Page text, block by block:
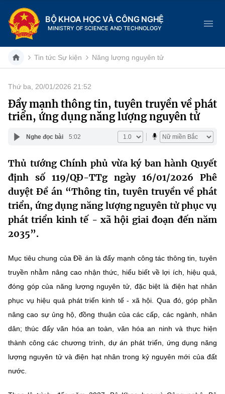
BỘ KHOA HỌC VÀ CÔNG NGHỆ
MINISTRY OF SCIENCE AND TECHNOLOGY
Danh mục
Trang chủ
Giới thiệu
Chức năng nhiệm vụ
Cơ cấu tổ chức
Lịch sử phát triển
Sở Khoa học và Công nghệ
Tin tức sự kiện
Khoa học và Công nghệ
Đổi mới sáng tạo
Chuyển đổi số
Bưu chính, Viễn thông
Sở hữu trí tuệ
Tiêu chuẩn, đo lường, chất lượng
Năng lượng nguyên tử
Tin tổng hợp
Dịch vụ công
Hệ thống văn bản
Văn bản QPPL
Văn bản chỉ đạo điều hành
Lấy ý kiến người dân về dự thảo VBQPPL
MST IOFFICE
THỐNG KÊ
Khoa học và Công nghệ
Chuyển đổi số
Bưu chính, Viễn thông
Multimedia
THƯ ĐIỆN TỬ
Khác
Videos
Infographic
Tin tức Sự kiện Năng lượng nguyên tử
Thứ ba, 20/01/2026 21:52
Đẩy mạnh thông tin, tuyên truyền về phát
triển, ứng dụng năng lượng nguyên tử
Nghe đọc bài 5:02
Thủ tướng Chính phủ vừa ký ban hành Quyết
định số 119/QĐ-TTg ngày 16/01/2026 Phê
duyệt Đề án “Thông tin, tuyên truyền về phát
triển, ứng dụng năng lượng nguyên tử phục vụ
phát triển kinh tế - xã hội giai đoạn đến năm
2035”.
Mục tiêu chung của Đề án là đẩy mạnh công tác thông tin, tuyên
truyền nhằm nâng cao nhận thức, hiểu biết về lợi ích, hiệu quả,
đóng góp của năng lượng nguyên tử, đặc biệt là điện hạt nhân
phục vụ hiệu quả phát triển kinh tế - xã hội. Qua đó, góp phần
nâng cao sự ủng hộ, đồng thuận của các cấp, các ngành, nhân
dân; thúc đẩy văn hóa an toàn, văn hóa an ninh và thực hiện
thành công các chương trình, dự án phát triển, ứng dụng năng
lượng nguyên tử và điện hạt nhân trong kỷ nguyên mới của đất
nước.